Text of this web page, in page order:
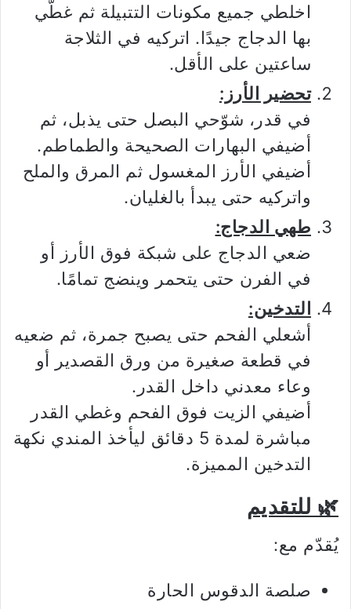
اخلطي جميع مكونات التتبيلة ثم غطّي
بها الدجاج جيدًا. اتركيه في الثلاجة
ساعتين على الأقل.
تحضير الأرز:
في قدر، شوّحي البصل حتى يذبل، ثم
أضيفي البهارات الصحيحة والطماطم.
أضيفي الأرز المغسول ثم المرق والملح
واتركيه حتى يبدأ بالغليان.
طهي الدجاج:
ضعي الدجاج على شبكة فوق الأرز أو
في الفرن حتى يتحمر وينضج تمامًا.
التدخين:
أشعلي الفحم حتى يصبح جمرة، ثم ضعيه
في قطعة صغيرة من ورق القصدير أو
وعاء معدني داخل القدر.
أضيفي الزيت فوق الفحم وغطي القدر
مباشرة لمدة 5 دقائق ليأخذ المندي نكهة
التدخين المميزة.
🌿 للتقديم
يُقدّم مع:
صلصة الدقوس الحارة